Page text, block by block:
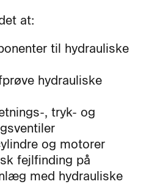
at:
til hydrauliske
hydrauliske
, tryk- og
og motorer
fejlfinding på
med hydrauliske